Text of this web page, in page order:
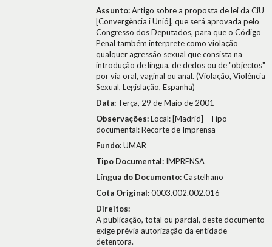
Assunto:Artigo sobre a proposta de lei da CiU
[Convergència i Unió], que será aprovada pelo
Congresso dos Deputados, para que o Código
Penal também interprete como violação
qualquer agressão sexual que consista na
introdução de língua, de dedos ou de "objectos"
por via oral, vaginal ou anal. (Violação, Violência
Sexual, Legislação, Espanha)
Data: Terça, 29 de Maio de 2001
Observações:Local: [Madrid] - Tipo
documental: Recorte de Imprensa
Fundo:UMAR
Tipo Documental: IMPRENSA
Língua do Documento:Castelhano
Cota Original:0003.002.002.016
Direitos:
A publicação, total ou parcial, deste documento
exige prévia autorização da entidade
detentora.